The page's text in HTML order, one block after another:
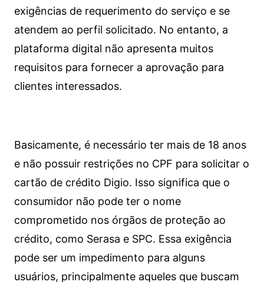
exigências de requerimento do serviço e se
atendem ao perfil solicitado. No entanto, a
plataforma digital não apresenta muitos
requisitos para fornecer a aprovação para
clientes interessados.
Basicamente, é necessário ter mais de 18 anos
e não possuir restrições no CPF para solicitar o
cartão de crédito Digio. Isso significa que o
consumidor não pode ter o nome
comprometido nos órgãos de proteção ao
crédito, como Serasa e SPC. Essa exigência
pode ser um impedimento para alguns
usuários, principalmente aqueles que buscam